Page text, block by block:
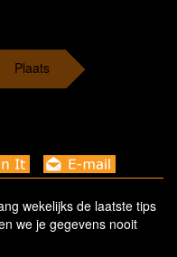
Plaats
wekelijks de laatste tips
we je gegevens nooit